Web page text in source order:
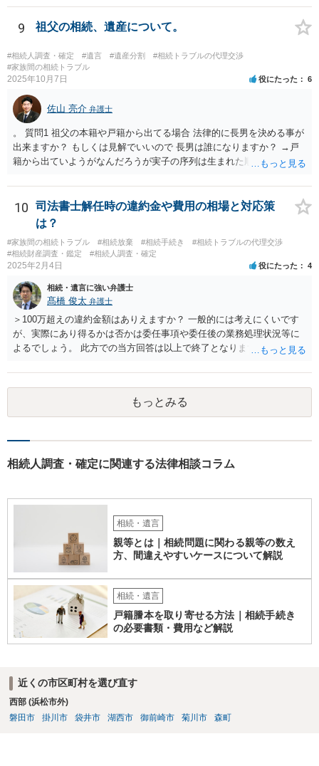
つの相続分を有していますので， そのことを前提として，遺産分割協
議をすることになります（必ずしも３分の１ずつにしなくても，合意
ができれば構いません。）。 今後の対応としては， ①伯母さんの相続
財産（遺産）の全容を整理する（預貯金，有価証券，不動産等の有無
を調べることになります。） ②相続財産に照らし，相続税の申告の準
備をする（税理士の先生にご相談ください。） ③遺産分割協議をする
（ご本人同士で行っても構いませんし，弁護士に相談することもよろ
しいと思います。） ことになります。
9 祖父の相続、遺産について。
#相続人調査・確定 #遺言 #遺産分割
#相続トラブルの代理交渉
#家族間の相続トラブル
2025年10月7日 役にたった 6
佐山 亮介 弁護士
。 質問1 祖父の本籍や戸籍から出てる場合 法律的に長男を決める事が
出来ますか？ もしくは見解でいいので 長男は誰になりますか？ →戸
籍から出ていようがなんだろうが実子の序列は生まれた順ですから、
書が腹違いの長男に向けてある場合 書かれてる内容が最優先にされる
のですか？ →遺書というのが、法律上の遺言の形式を守っている限り
はそのとおりです。 質問3 父が腹違いの長男に法律的に優位になれそ
うな事はありますか？ →遺言が有効な場合、優位に立つことはできま
せんが、お祖父様が認知症であるなどの「遺言が作れないはずの事
情」があるならば①遺言無効確認の訴えを起こすのは一つの手です。
問4 相続トラブルの代理交渉は可能でしょうか。 →一般論としては可
能ですが、お伺いする内容ですとお祖父様が亡くなられた後に動くこ
とになるでしょう。
10
司法書士解任時の違約金や費用の相場と対応策
は？
#家族間の相続トラブル #相続放棄 #相続手続き
#相続トラブルの代理交渉
#相続財産調査・鑑定
#相続人調査・確定
2025年2月4日 役にたった 4
相続・遺言に強い弁護士
髙橋 俊太 弁護士
＞100万超えの違約金額はありえますか？ 一般的には考えにくいです
が、実際にあり得るかは否かは委任事項や委任後の業務処理状況等に
よるでしょう。 此方での当方回答は以上で終了となりますが、参考に
もっとみる
相続人調査・確定に関連する法律相談コラム
相続・遺言
親等とは｜相続問題に関わる親等の数え
方、間違えやすいケースについて解説
相続・遺言
戸籍謄本を取り寄せる方法｜相続手続き
の必要書類・費用など解説
近くの市区町村を選び直す
西部 (浜松市外)
磐田市
掛川市 袋井市 湖西市 御前崎市 菊川市 森町